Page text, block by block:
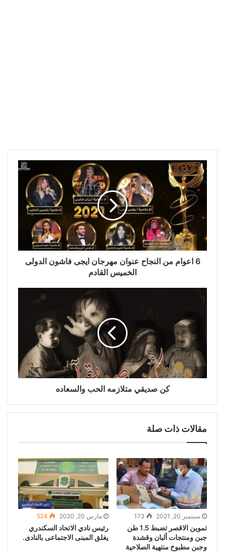
6 اعوام من النجاح عنوان مهرجان ايجى فاشون الدولى
الخميس القادم
كن صديقي متلازمه الحب والسعاده
مقالات ذات صلة
سبتمبر 20, 2021 173
تموين الاقصر تضبط 1.5 طن
جبن ومنتجات ألبان وقشدة
وجبن مطبوخ منتهية الصلاحية
مارس 20, 2020 524
رئيس نادي الاتحاد السكندري
يغلق المبنى الاجتماعى بالنادى.